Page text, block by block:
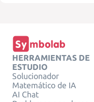
HERRAMIENTAS DE
ESTUDIO
Solucionador
Matemático de IA
AI Chat